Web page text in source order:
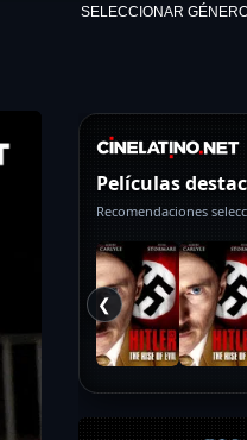
SELECCIONAR
Películas
Recomendaciones
❮